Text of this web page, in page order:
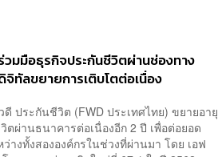
มมือธุรกิจประกันชีวิตผ่านช่องทาง
จิทัลขยายการเติบโตต่อเนื่อง
ประกันชีวิต (FWD ประเทศไทย) ขยายอายุ
ผ่านธนาคารต่อเนื่องอีก 2 ปี เพื่อต่อยอด
างทั้งสององค์กรในช่วงที่ผ่านมา โดย เอฟ